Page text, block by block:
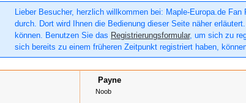
Lieber Besucher, herzlich willkommen bei: Maple-Europa.de
durch. Dort wird Ihnen die Bedienung dieser Seite näher
können. Benutzen Sie das Registrierungsformular, um sich zu
sich bereits zu einem früheren Zeitpunkt registriert haben,
Payne
Noob